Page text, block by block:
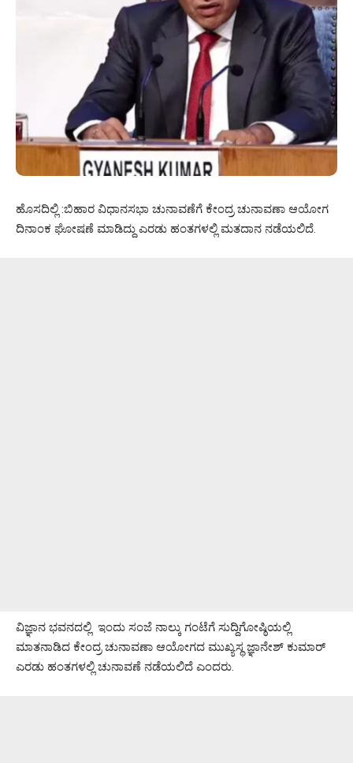
ಹೊಸದಿಲ್ಲಿ :ಬಿಹಾರ ವಿಧಾನಸಭಾ ಚುನಾವಣೆಗೆ ಕೇಂದ್ರ ಚುನಾವಣಾ ಆಯೋಗ
ದಿನಾಂಕ ಘೋಷಣೆ ಮಾಡಿದ್ದು ಎರಡು ಹಂತಗಳಲ್ಲಿ ಮತದಾನ ನಡೆಯಲಿದೆ.
ವಿಜ್ಞಾನ ಭವನದಲ್ಲಿ ಇಂದು ಸಂಜೆ ನಾಲ್ಕು ಗಂಟೆಗೆ ಸುದ್ದಿಗೋಷ್ಠಿಯಲ್ಲಿ
ಮಾತನಾಡಿದ ಕೇಂದ್ರ ಚುನಾವಣಾ ಆಯೋಗದ ಮುಖ್ಯಸ್ಥ ಜ್ಞಾನೇಶ್ ಕುಮಾರ್
ಎರಡು ಹಂತಗಳಲ್ಲಿ ಚುನಾವಣೆ ನಡೆಯಲಿದೆ ಎಂದರು.